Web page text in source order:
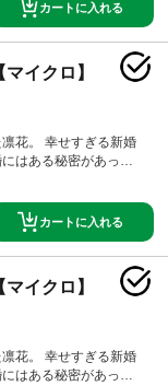
カートに入れる
イクロ】
花。 幸せすぎる新婚
はある秘密があって
カートに入れる
イクロ】
花。 幸せすぎる新婚
はある秘密があって